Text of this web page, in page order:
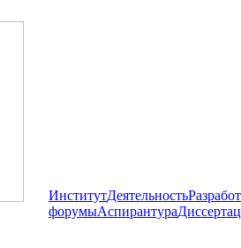
ИнститутДеятельность
форумыАспирантура